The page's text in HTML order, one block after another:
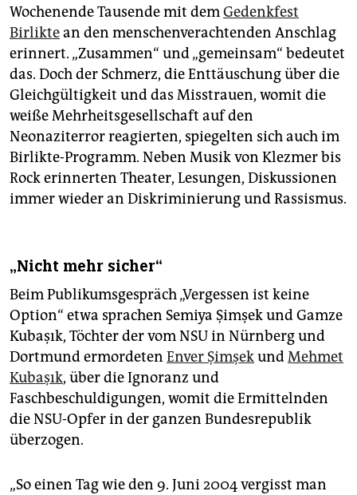
Wochenende Tausende mit demGedenkfest
Birliktean den menschenverachtenden Anschlag
erinnert. „Zusammen“ und „gemeinsam“ bedeutet
das. Doch der Schmerz, die Enttäuschung über die
Gleichgültigkeit und das Misstrauen, womit die
weiße Mehrheitsgesellschaft auf den
Neonaziterror reagierten, spiegelten sich auch im
Birlikte-Programm. Neben Musik von Klezmer bis
Rock erinnerten Thea­ter, Lesungen, Diskussionen
immer wieder an Diskriminierung und Rassismus.
„Nicht mehr sicher“
Beim Publikumsgespräch „Vergessen ist keine
Option“ etwa sprachen Semiya Şimşek und Gamze
Kubaşık, Töchter der vom NSU in Nürnberg und
Dortmund ermordeten Enver ŞimşekundMehmet
Kubaşık, über die Ignoranz und
Faschbeschuldigungen, womit die Ermittelnden
die NSU-Opfer in der ganzen Bundesrepublik
überzogen.
„So einen Tag wie den 9. Juni 2004 vergisst man